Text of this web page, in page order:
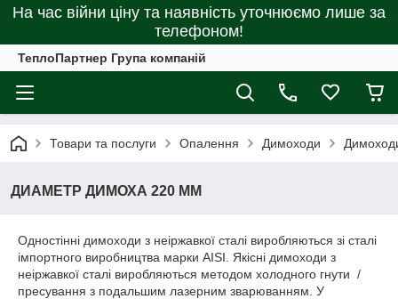
На час війни ціну та наявність уточнюємо лише за
телефоном!
ТеплоПартнер Група компаній
Товари та послуги Опалення Димоходи
ДИАМЕТР ДИМОХА 220 ММ
Одностінні димоходи з неіржавкої сталі виробляються зі сталі
імпортного виробництва марки AISI. Якісні димоходи з
неіржавкої сталі виробляються методом холодного гнути /
пресування з подальшим лазерним зварюванням. У